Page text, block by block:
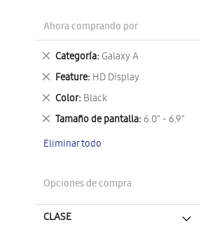
Ahora comprando por
Categoría Galaxy A
Eliminar
este
artículo
Feature HD Display
Eliminar
este
artículo
Color Black
Eliminar
este
artículo
Tamaño de pantalla 6.0" - 6.9"
Eliminar
artículo
Eliminar todo
Opciones de compra
CLASE